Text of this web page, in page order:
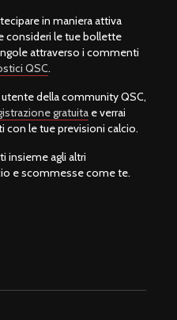
in maniera attiva
consideri le tue bollette
attraverso i commenti
QSC.
della community QSC,
gratuita e verrai
con le tue previsioni calcio.
insieme agli altri
e scommesse come te.